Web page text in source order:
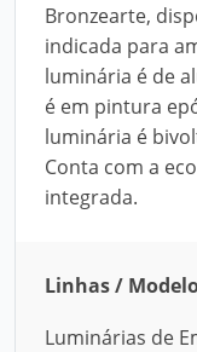
Bronzearte,
indicada para
luminária é de
é em pintura
luminária é
Conta com a
integrada.
Linhas /
Luminárias de